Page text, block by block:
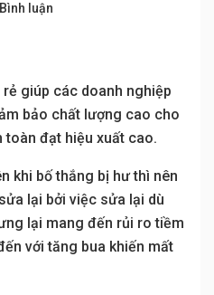
luận
giúp các doanh nghiệp
bảo chất lượng cao cho
toàn đạt hiệu xuất cao.
khi bố thắng bị hư thì nên
lại bởi việc sửa lại dù
lại mang đến rủi ro tiềm
với tăng bua khiến mất